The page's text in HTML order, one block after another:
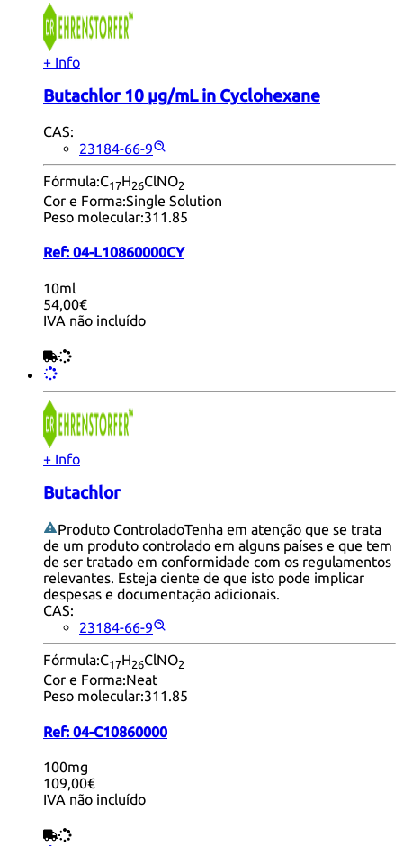
+ Info
Butachlor 10 µg/mL in Cyclohexane
CAS:
23184-66-9
Fórmula:C17H26ClNO2
Cor e Forma:Single Solution
Peso molecular:311.85
Ref: 04-L10860000CY
10ml
54,00€
IVA não incluído
+ Info
Butachlor
Produto ControladoTenha em atenção que se trata
de um produto controlado em alguns países e que tem
de ser tratado em conformidade com os regulamentos
relevantes. Esteja ciente de que isto pode implicar
despesas e documentação adicionais.
CAS:
23184-66-9
Fórmula:C17H26ClNO2
Cor e Forma:Neat
Peso molecular:311.85
Ref: 04-C10860000
100mg
109,00€
IVA não incluído